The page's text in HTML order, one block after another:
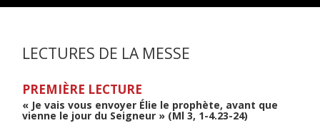
LECTURES DE LA MESSE
PREMIÈRE LECTURE
« Je vais vous envoyer Élie le prophète, avant que
vienne le jour du Seigneur » (Ml 3, 1-4.23-24)